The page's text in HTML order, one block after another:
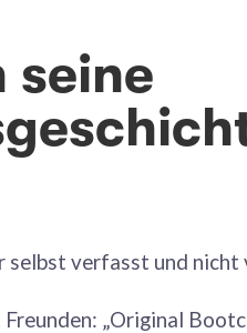
seine
selbst verfasst und nicht
„Original